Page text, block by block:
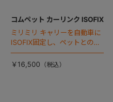
コムペット カーリンク ISOFIX
ミリミリ キャリーを自動車に
ISOFIX固定し、ペットとの車
移動をカンタン・快適に！
￥16,500